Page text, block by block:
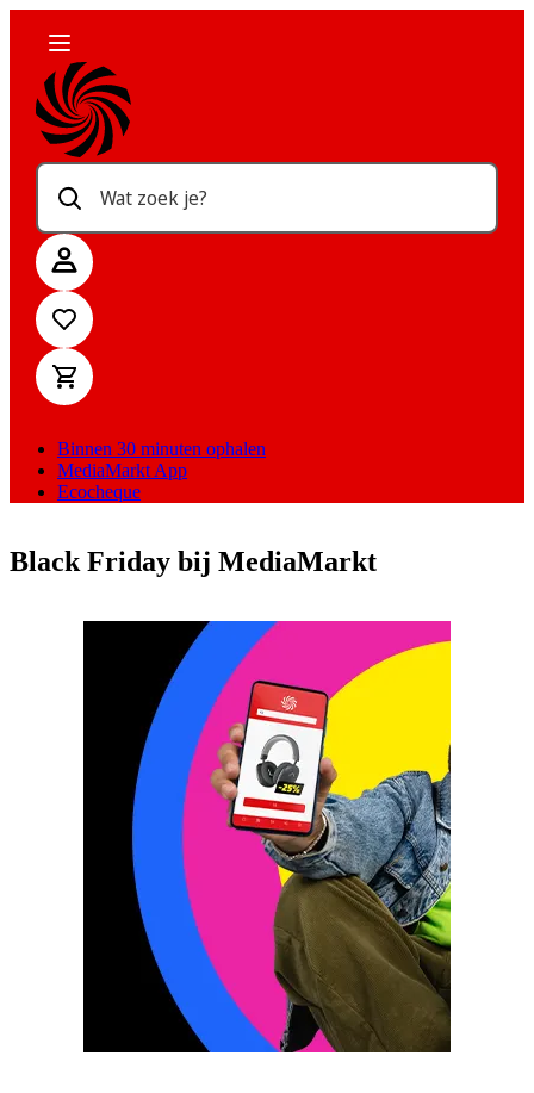
Wat zoek je?
Binnen 30 minuten ophalen
MediaMarkt App
Ecocheque
Black Friday bij MediaMarkt